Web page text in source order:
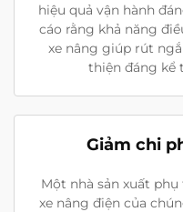
hiệu quả vận hành
cáo rằng khả năng
xe nâng giúp rút
thiện đáng kể
Giảm chi
Một nhà sản xuất
xe nâng điện của